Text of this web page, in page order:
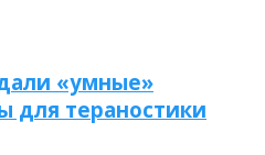
«умные»
для тераностики